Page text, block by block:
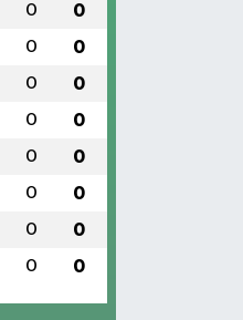
0 0
0 0
0 0
0 0
0 0
0 0
0 0
0 0